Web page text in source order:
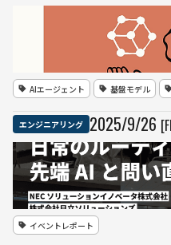
AIエージェント 基盤モデル
エンジニアリング 2025/9/26
イベントレポート